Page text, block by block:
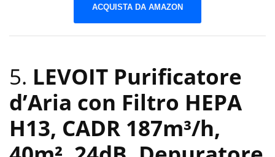
ACQUISTA DA AMAZON
5. LEVOIT Purificatore
d’Aria con Filtro HEPA
H13, CADR 187m³/h,